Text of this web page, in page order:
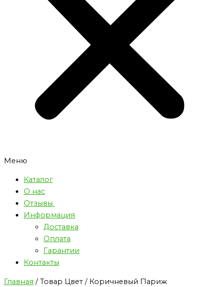
Меню
Каталог
О нас
Отзывы
Информация
Доставка
Оплата
Гарантии
Контакты
Главная / Товар Цвет / Коричневый Париж